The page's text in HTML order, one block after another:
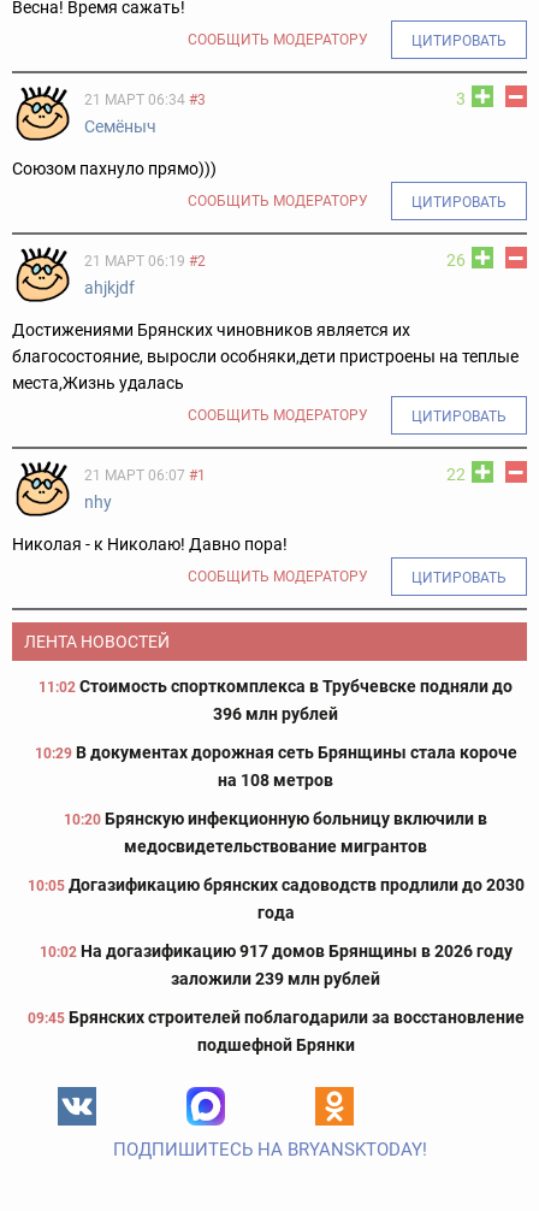
Весна! Время сажать!
СООБЩИТЬ МОДЕРАТОРУ ЦИТИРОВАТЬ
3
21 МАРТ 06:34 #3
Семёныч
Союзом пахнуло прямо)))
СООБЩИТЬ МОДЕРАТОРУ ЦИТИРОВАТЬ
26
21 МАРТ 06:19 #2
ahjkjdf
Достижениями Брянских чиновников является их
благосостояние, выросли особняки,дети пристроены на теплые
места,Жизнь удалась
СООБЩИТЬ МОДЕРАТОРУ ЦИТИРОВАТЬ
22
21 МАРТ 06:07 #1
nhy
Николая - к Николаю! Давно пора!
СООБЩИТЬ МОДЕРАТОРУ ЦИТИРОВАТЬ
ЛЕНТА НОВОСТЕЙ
11:02 Стоимость спорткомплекса в Трубчевске подняли до
396 млн рублей
10:29 В документах дорожная сеть Брянщины стала короче
на 108 метров
10:20 Брянскую инфекционную больницу включили в
медосвидетельствование мигрантов
10:05 Догазификацию брянских садоводств продлили до 2030
года
10:02 На догазификацию 917 домов Брянщины в 2026 году
заложили 239 млн рублей
09:45 Брянских строителей поблагодарили за восстановление
подшефной Брянки
ПОДПИШИТЕСЬ НА BRYANSKTODAY!